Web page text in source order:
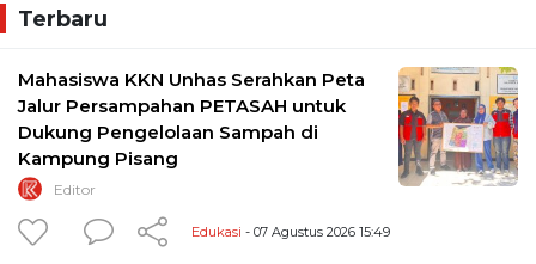
Terbaru
Mahasiswa KKN Unhas Serahkan Peta
Jalur Persampahan PETASAH untuk
Dukung Pengelolaan Sampah di
Kampung Pisang
Editor
Edukasi - 07 Agustus 2026 15:49